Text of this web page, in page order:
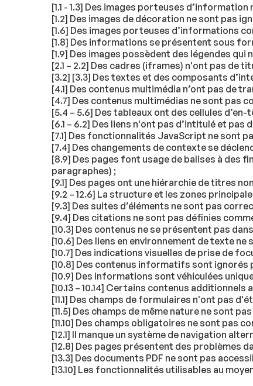
[1.1 - 1.3] Des images porteuses
[1.2] Des images de décoration ne sont pas
[1.6] Des images porteuses d’informations
[1.8] Des informations se présentent sous
[1.9] Des images possèdent des légendes
[2.1 – 2.2] Des cadres (iframes) n'ont pas de
[3.2] [3.3] Des textes et des composants
[4.1] Des contenus multimédia n’ont pas de
[4.7] Des contenus multimédias ne sont pas
[5.4 – 5.6] Des tableaux ont des cellules
[6.1 – 6.2] Des liens n'ont pas d’intitulé et pas
[7.1] Des fonctionnalités JavaScript ne sont
[7.4] Des changements de contexte se
[8.9] Des pages font usage de balises à des
paragraphes) ;
[9.1] Des pages ont une hiérarchie de titres
[9.2 – 12.6] La structure et les zones
[9.3] Des suites d’éléments ne sont pas
[9.4] Des citations ne sont pas définies
[10.3] Des contenus ne se présentent pas
[10.6] Des liens en environnement de texte
[10.7] Des indications visuelles de prise de
[10.8] Des contenus informatifs sont ignorés
[10.9] Des informations sont véhiculées
[10.13 – 10.14] Certains contenus
[11.1] Des champs de formulaires n'ont pas
[11.5] Des champs de même nature ne sont
[11.10] Des champs obligatoires ne sont pas
[12.1] Il manque un système de navigation
[12.8] Des pages présentent des problèmes
[13.3] Des documents PDF ne sont pas
[13.10] Les fonctionnalités utilisables au